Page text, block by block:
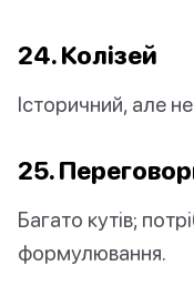
24. Колізей
Історичний, але
25.
Багато кутів;
формулювання.